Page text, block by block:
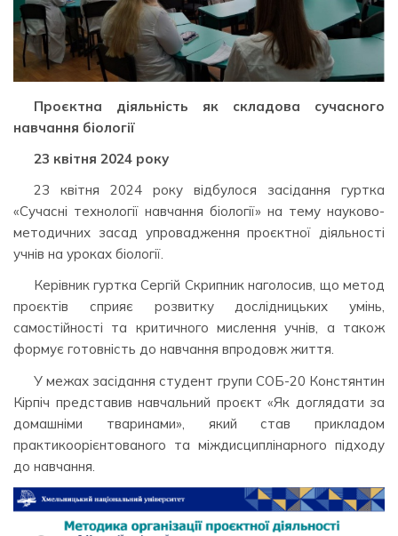
Проєктна діяльність як складова сучасного
навчання біології
23 квітня 2024 року
23 квітня 2024 року відбулося засідання гуртка
«Сучасні технології навчання біології» на тему науково-
методичних засад упровадження проєктної діяльності
учнів на уроках біології.
Керівник гуртка Сергій Скрипник наголосив, що метод
проєктів сприяє розвитку дослідницьких умінь,
самостійності та критичного мислення учнів, а також
формує готовність до навчання впродовж життя.
У межах засідання студент групи СОБ-20 Констянтин
Кірпіч представив навчальний проєкт «Як доглядати за
домашніми тваринами», який став прикладом
практикоорієнтованого та міждисциплінарного підходу
до навчання.